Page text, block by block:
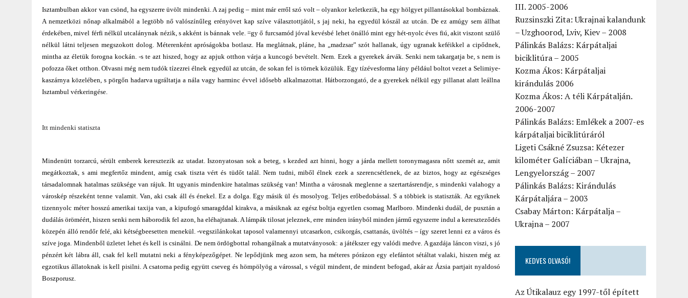
Isztambulban akkor van csönd, ha egyszerre üvölt mindenki. A zaj pedig – mint már erről szó volt – olyankor keletkezik, ha egy hölgyet pillantásokkal bombáznak.
A nemzetközi nőnap alkalmából a legtöbb nő valószínűleg erényövet kap szíve választottjától, s jaj neki, ha egyedül kószál az utcán. De ez amúgy sem állhat
érdekében, mivel férfi nélkül utcalánynak nézik, s akként is bánnak vele. =gy ő furcsamód jóval kevésbé lehet önálló mint egy hét-nyolc éves fiú, akit viszont szülő
nélkül látni teljesen megszokott dolog. Méterenként apróságokba botlasz. Ha meglátnak, pláne, ha „madzsar” szót hallanak, úgy ugranak keféikkel a cipődnek,
mintha az életük forogna kockán. -s te azt hiszed, hogy az apjuk otthon várja a kuncogó bevételt. Nem. Ezek a gyerekek árvák. Senki nem takargatja be, s nem is
pofozza őket otthon. Olvasni még nem tudók tízezrei élnek egyedül az utcán, de sokan fel is törnek közülük. Egy tízévesforma lány például boltot vezet a Selimiye-
kaszárnya közelében, s pörgőn hadarva ugráltatja a nála vagy harminc évvel idősebb alkalmazottat. Hátborzongató, de a gyerekek nélkül egy pillanat alatt leállna
Isztambul vérkeringése.
Itt mindenki statiszta
Mindenütt torzarcú, sérült emberek keresztezik az utadat. Iszonyatosan sok a beteg, s kezded azt hinni, hogy a járda mellett toronymagasra nőtt szemét az, amit
megátkoztak, s ami megfertőz mindent, amíg csak tiszta vért és tüdőt talál. Nem tudni, miből élnek ezek a szerencsétlenek, de az biztos, hogy az egészséges
társadalomnak hatalmas szüksége van rájuk. Itt ugyanis mindenkire hatalmas szükség van! Mintha a városnak meglenne a szertartásrendje, s mindenki valahogy a
városkép részeként tenne valamit. Van, aki csak áll és énekel. Ez a dolga. Egy másik ül és mosolyog. Teljes erőbedobással. S a többiek is statiszták. Az egyiknek
tizennyolc méter hosszú amerikai taxija van, a kipufogó smaragddal kirakva, a másiknak az egész boltja egyetlen csomag Marlboro. Mindenki dudál, de pusztán a
dudálás öröméért, hiszen senki nem háborodik fel azon, ha eléhajtanak. A lámpák tilosat jeleznek, erre minden irányból minden jármű egyszerre indul a kereszteződés
közepén álló rendőr felé, aki kétségbeesetten menekül. -vegszilánkokat taposol valamennyi utcasarkon, csikorgás, csattanás, üvöltés – így szeret lenni ez a város és
szíve joga. Mindenből üzletet lehet és kell is csinálni. De nem ördögbottal rohangálnak a mutatványosok: a játékszer egy valódi medve. A gazdája láncon viszi, s jó
pénzért két lábra áll, csak fel kell mutatni neki a fényképezőgépet. Ne lepődjünk meg azon sem, ha méteres pórázon egy elefántot sétáltat valaki, hiszen még az
egzotikus állatoknak is kell pisilni. A csatorna pedig együtt cseveg és hömpölyög a várossal, s végül mindent, de mindent befogad, akár az Ázsia partjait nyaldosó
Boszporusz.
III. 2005-2006
Ruzsinszki Zita: Ukrajnai kalandunk
– Uzghoorod, Lviv, Kiev – 2008
Pálinkás Balázs: Kárpátaljai
biciklitúra – 2005
Kozma Ákos: Kárpátaljai
kirándulás 2006
Kozma Ákos: A téli Kárpátalján.
2006-2007
Pálinkás Balázs: Emlékek a 2007-es
kárpátaljai biciklitúráról
Ligeti Csákné Zsuzsa: Kétezer
kilométer Galíciában – Ukrajna,
Lengyelország – 2007
Pálinkás Balázs: Kirándulás
Kárpátaljára – 2003
Csabay Márton: Kárpátalja –
Ukrajna – 2007
KEDVES OLVASÓ!
Az Útikalauz egy 1997-től épített